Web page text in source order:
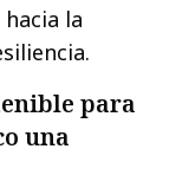
la
para
una